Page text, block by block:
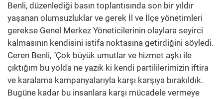
Benli, düzenlediği basın toplantısında son bir yıldır
yaşanan olumsuzluklar ve gerek İl ve İlçe yönetimleri
gerekse Genel Merkez Yöneticilerinin olaylara seyirci
kalmasının kendisini istifa noktasına getirdiğini söyledi.
Ceren Benli, "Çok büyük umutlar ve hizmet aşkı ile
çıktığım bu yolda ne yazık ki kendi partililerimizin iftira
ve karalama kampanyalarıyla karşı karşıya bırakıldık.
Bugüne kadar bu insanlara karşı mücadele vermeye